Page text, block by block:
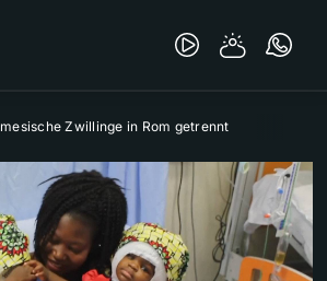
Zwillinge in Rom getrennt